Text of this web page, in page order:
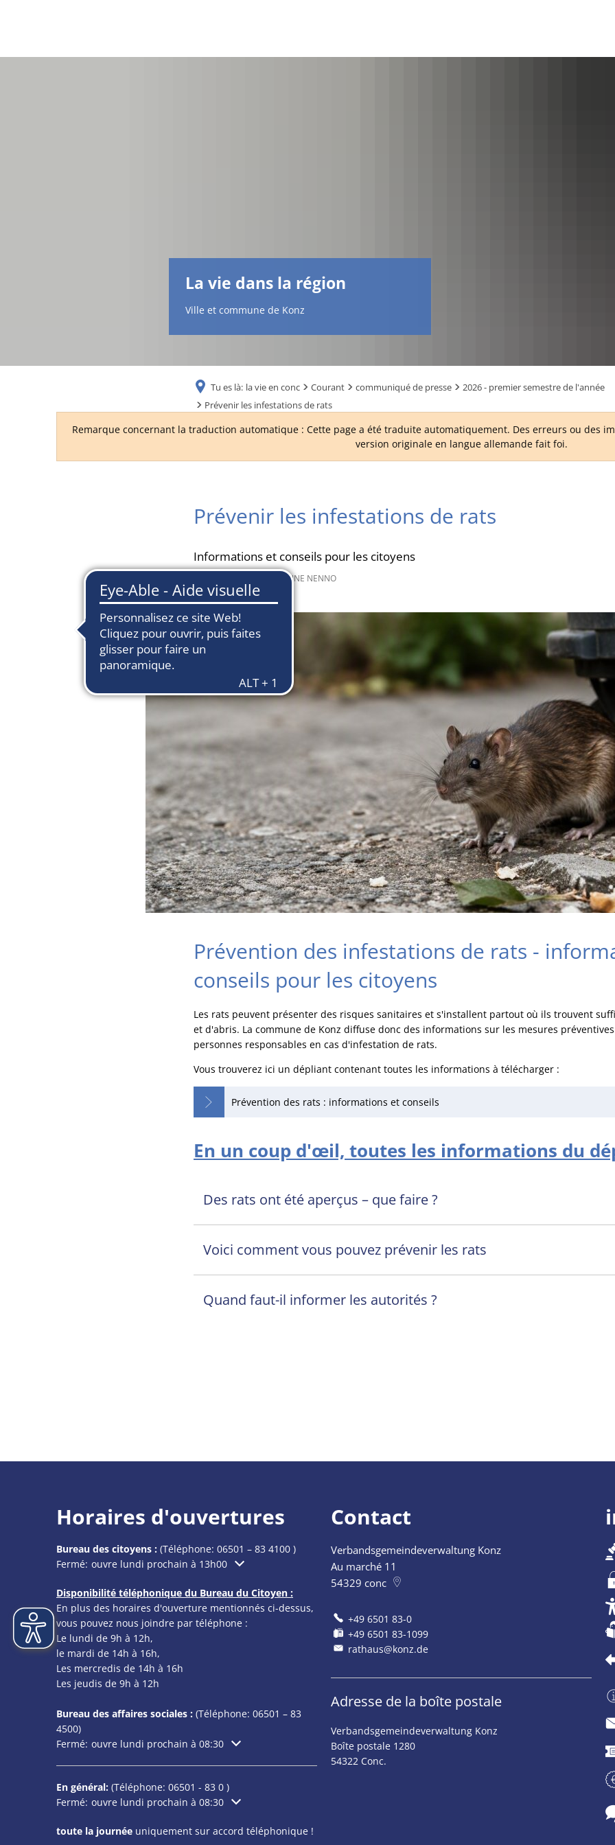
La vie dans la région
Ville et commune de Konz
Tu es là: la vie en conc Courant communiqué de presse
2026 - premier semestre de l'année
Prévenir les infestations de rats
Remarque concernant la traduction automatique : Cette page a été traduite automatiquement. Des erreurs ou des
version originale en langue allemande fait foi.
Prévenir les infestations de rats
Informations et conseils pour les citoyens
SUSANNE NENNO
Prévention des infestations de rats -
conseils pour les citoyens
Les rats peuvent présenter des risques sanitaires et s'installent partout où ils trouvent
et d'abris. La commune de Konz diffuse donc des informations sur les mesures
personnes responsables en cas d'infestation de rats.
Vous trouverez ici un dépliant contenant toutes les informations à télécharger :
Prévention des rats : informations et conseils
En un coup d'œil, toutes les informations du
Des rats ont été aperçus – que faire ?
Voici comment vous pouvez prévenir les rats
Quand faut-il informer les autorités ?
Horaires d'ouvertures
Bureau des citoyens : (Téléphone: 06501 – 83 4100 )
Cliquez pour masquer les heures d'ouverture ou de fermeture supplémentaires
Fermé: ouvre lundi prochain à 13h00
Disponibilité téléphonique du Bureau du Citoyen :
En plus des horaires d'ouverture mentionnés ci-dessus,
vous pouvez nous joindre par téléphone :
Le lundi de 9h à 12h,
le mardi de 14h à 16h,
Les mercredis de 14h à 16h
Les jeudis de 9h à 12h
Bureau des affaires sociales : (Téléphone: 06501 – 83
4500)
Cliquez pour masquer les heures d'ouverture ou de fermeture supplémentaires
Fermé: ouvre lundi prochain à 08:30
En général: (Téléphone: 06501 - 83 0 )
Cliquez pour masquer les heures d'ouverture ou de fermeture supplémentaires
Fermé: ouvre lundi prochain à 08:30
toute la journée uniquement sur accord téléphonique !
Contact
Verbandsgemeindeverwaltung Konz
Au marché 11
54329 conc
+49 6501 83-0
+49 6501 83-1099
rathaus@konz.de
Adresse de la boîte postale
Verbandsgemeindeverwaltung Konz
Boîte postale 1280
54322 Conc.